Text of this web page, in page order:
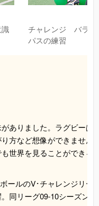
チャレンジ バラン
パスの練習
ありました。ラグビーは
方など想像ができません
世界を見ることができる
ールのV･チャレンジリー
同リーグ09-10シーズン